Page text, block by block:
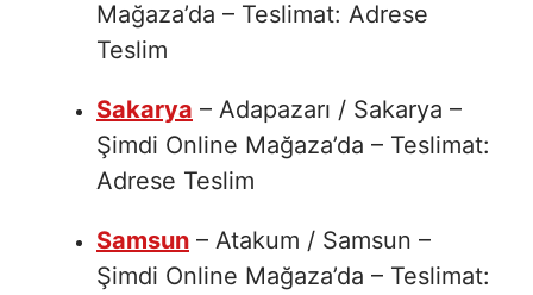
Mağaza’da – Teslimat: Adrese
Teslim
Sakarya – Adapazarı / Sakarya –
Şimdi Online Mağaza’da – Teslimat:
Adrese Teslim
Samsun – Atakum / Samsun –
Şimdi Online Mağaza’da – Teslimat: